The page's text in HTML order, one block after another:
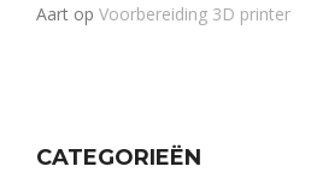
Aart op Voorbereiding 3D printer
CATEGORIEËN